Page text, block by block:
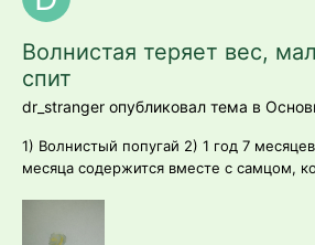
Волнистая теряет вес,
спит
dr_stranger опубликовал тема в
1) Волнистый попугай 2) 1 год 7
месяца содержится вместе с самцом,
морковь (ежедневно) - мел, сепия -